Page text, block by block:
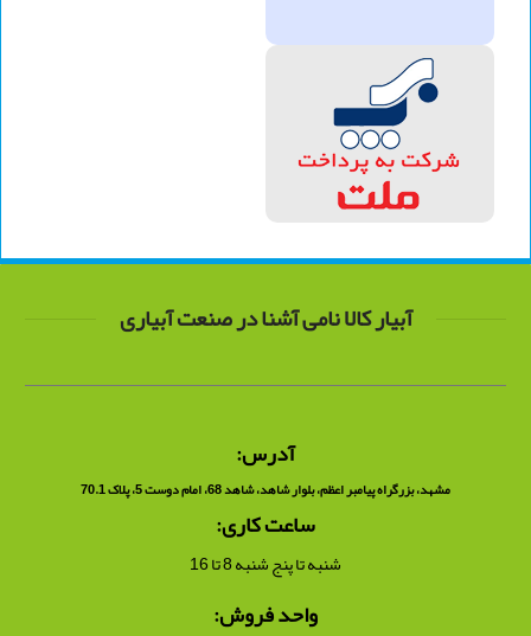
آبیار کالا نامی آشنا در صنعت آبیاری
آدرس:
مشهد، بزرگراه پیامبر اعظم، بلوار شاهد، شاهد 68، امام دوست 5، پلاک 70.1
ساعت کاری:
شنبه تا پنج شنبه 8 تا 16
واحد فروش: